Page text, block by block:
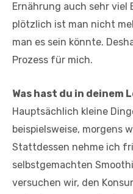
Ernährung auch sehr viel
plötzlich ist man nicht
man es sein könnte.
Prozess für mich.
Was hast du in deinem
Hauptsächlich kleine
beispielsweise, morgens
Stattdessen nehme ich
selbstgemachten
versuchen wir, den